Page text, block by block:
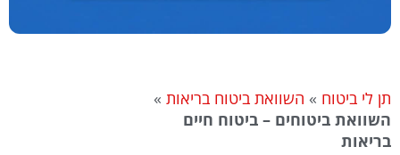
תן לי ביטוח » השוואת ביטוח בריאות »
השוואת ביטוחים – ביטוח חיים
בריאות